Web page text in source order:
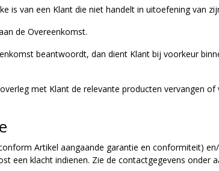
is van een Klant die niet handelt in uitoefening van
de Overeenkomst.
beantwoordt, dan dient Klant bij voorkeur
met Klant de relevante producten vervangen
Artikel aangaande garantie en conformiteit)
een klacht indienen. Zie de contactgegevens onder